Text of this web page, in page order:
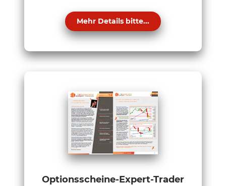
Mehr Details bitte...
Optionsscheine-Expert-Trader